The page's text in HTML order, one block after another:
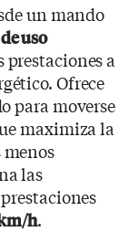
un mando
uso
a
Ofrece
para moverse
maximiza la
las
h.